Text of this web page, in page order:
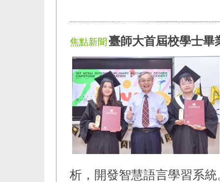
焦點新聞臺師大首屆校學士畢
析，開發智慧語言學習系